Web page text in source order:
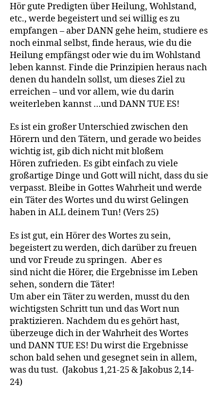
Hör gute Predigten über Heilung, Wohlstand,
etc., werde begeistert und sei willig es zu
empfangen – aber DANN gehe heim, studiere es
noch einmal selbst, finde heraus, wie du die
Heilung empfängst oder wie du im Wohlstand
leben kannst. Finde die Prinzipien heraus nach
denen du handeln sollst, um dieses Ziel zu
erreichen – und vor allem, wie du darin
weiterleben kannst …und DANN TUE ES!
Es ist ein großer Unterschied zwischen den
Hörern und den Tätern, und gerade wo beides
wichtig ist, gib dich nicht mit bloßem
Hören zufrieden. Es gibt einfach zu viele
großartige Dinge und Gott will nicht, dass du sie
verpasst. Bleibe in Gottes Wahrheit und werde
ein Täter des Wortes und du wirst Gelingen
haben in ALL deinem Tun! (Vers 25)
Es ist gut, ein Hörer des Wortes zu sein,
begeistert zu werden, dich darüber zu freuen
und vor Freude zu springen. Aber es
sind nicht die Hörer, die Ergebnisse im Leben
sehen, sondern die Täter!
Um aber ein Täter zu werden, musst du den
wichtigsten Schritt tun und das Wort nun
praktizieren. Nachdem du es gehört hast,
überzeuge dich in der Wahrheit des Wortes
und DANN TUE ES! Du wirst die Ergebnisse
schon bald sehen und gesegnet sein in allem,
was du tust. (Jakobus 1,21-25 & Jakobus 2,14-
24)